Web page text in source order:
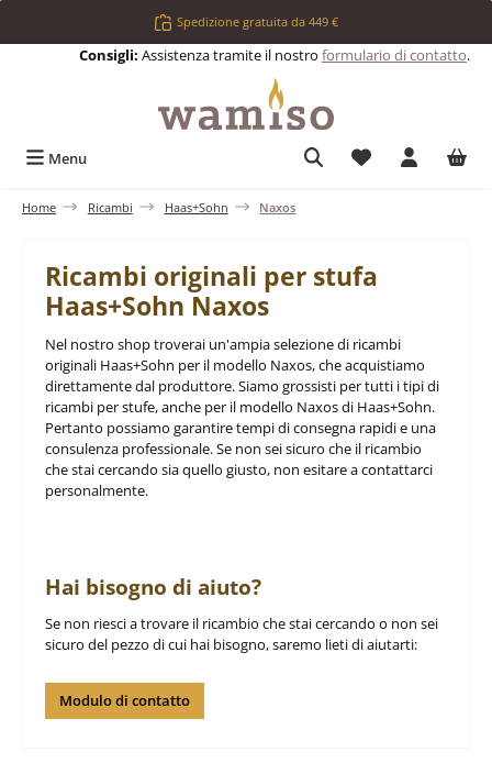
Passa al contenuto principaleSpedizione gratuita da 449 €
Consigli: Assistenza tramite il nostro formulario di contatto.
Menu Hai 0 articoli
Home Ricambi Haas+Sohn Naxos
Ricambi originali per stufa
Haas+Sohn Naxos
Nel nostro shop troverai un'ampia selezione di ricambi
originali Haas+Sohn per il modello Naxos, che acquistiamo
direttamente dal produttore. Siamo grossisti per tutti i tipi di
ricambi per stufe, anche per il modello Naxos di Haas+Sohn.
Pertanto possiamo garantire tempi di consegna rapidi e una
consulenza professionale. Se non sei sicuro che il ricambio
che stai cercando sia quello giusto, non esitare a contattarci
personalmente.
Hai bisogno di aiuto?
Se non riesci a trovare il ricambio che stai cercando o non sei
sicuro del pezzo di cui hai bisogno, saremo lieti di aiutarti:
Modulo di contatto